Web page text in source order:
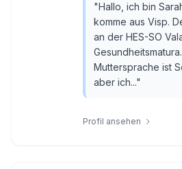
"Hallo, ich bin
komme aus Visp.
an der HES-SO
Muttersprache ist
aber ich..."
Profil ansehen